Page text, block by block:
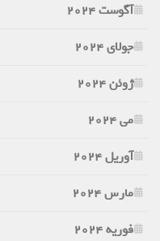
آگوست 2024
جولای 2024
ژوئن 2024
می 2024
آوریل 2024
مارس 2024
فوریه 2024